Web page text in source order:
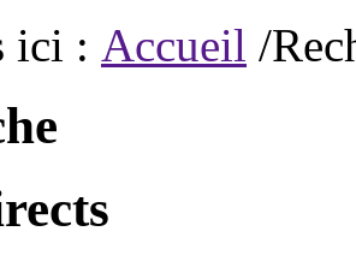
ici : Accueil /